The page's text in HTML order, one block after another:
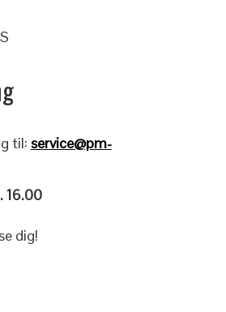
til: service@pm-
16.00
dig!